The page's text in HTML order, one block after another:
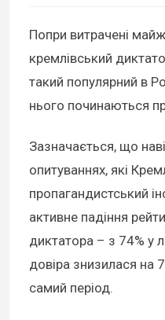
Попри витрачені
кремлівський
такий популярний в
нього починаються
Зазначається, що
опитуваннях, які
пропагандистський
активне падіння
диктатора – з 74% у
довіра знизилася на
самий період.